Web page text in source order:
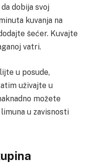
dobija svoj
kuvanja na
šećer. Kuvajte
vatri.
u posude,
uživajte u
možete
u zavisnosti